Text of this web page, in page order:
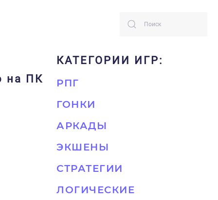
на ПК
КАТЕГОРИИ ИГР:
РПГ
ГОНКИ
АРКАДЫ
ЭКШЕНЫ
СТРАТЕГИИ
ЛОГИЧЕСКИЕ